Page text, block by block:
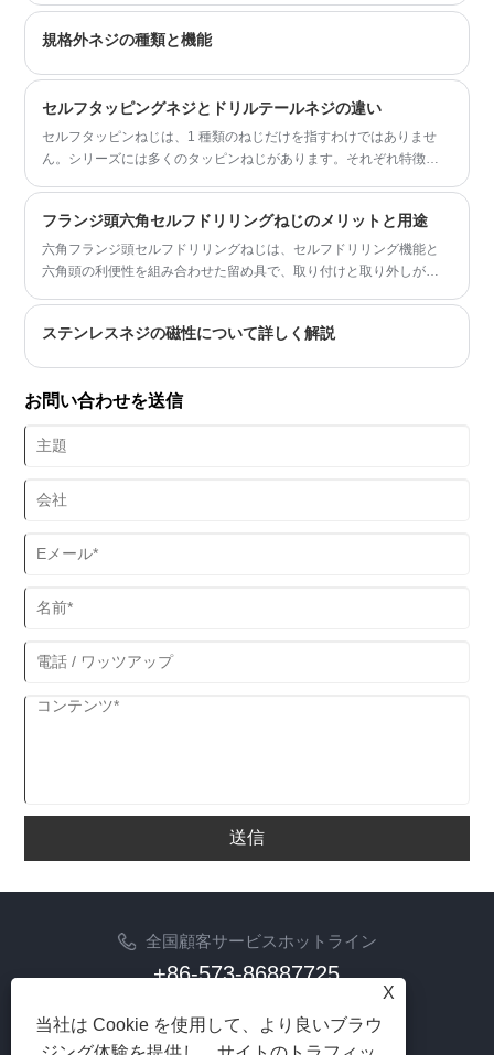
規格外ネジの種類と機能
セルフタッピングネジとドリルテールネジの違い
セルフタッピンねじは、1 種類のねじだけを指すわけではありませ
ん。シリーズには多くのタッピンねじがあります。それぞれ特徴や
フランジ頭六角セルフドリリングねじのメリットと用途
六角フランジ頭セルフドリリングねじは、セルフドリリング機能と
六角頭の利便性を組み合わせた留め具で、取り付けと取り外しが簡
根、その他の業界で一般的に使用されています。
ステンレスネジの磁性について詳しく解説
お問い合わせを送信
送信
全国顧客サービスホットライン
+86-573-86887725
Eメール
info@jinrunfasteners.com
X
当社は Cookie を使用して、より良いブラウ